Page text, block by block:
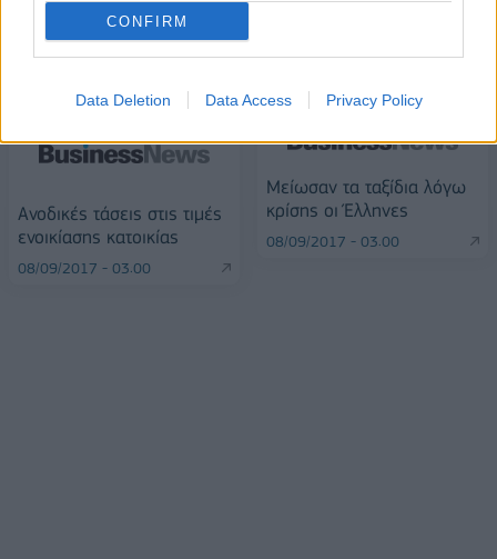
CONFIRM
Data Deletion Data Access Privacy Policy
ΠΕΡΙΣΣΌΤΕΡΑ ΣΕ ΑΥΤΉ ΤΗΝ ΚΑΤΗΓΟΡΊΑ
Ανοδικές τάσεις στις τιμές
ενοικίασης κατοικίας
08/09/2017 - 03:00
Μείωσαν τα ταξίδια λόγω
κρίσης οι Έλληνες
08/09/2017 - 03:00